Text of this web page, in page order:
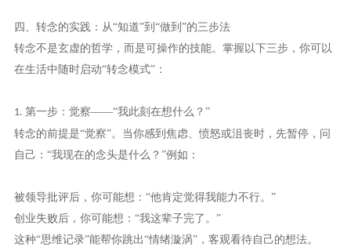
四、转念的实践：从“知道”到“做到”的三步法
转念不是玄虚的哲学，而是可操作的技能。掌握以下三步，你可以
在生活中随时启动“转念模式”：
1. 第一步：觉察——“我此刻在想什么？”
转念的前提是“觉察”。当你感到焦虑、愤怒或沮丧时，先暂停，问
自己：“我现在的念头是什么？”例如：
被领导批评后，你可能想： “他肯定觉得我能力不行。”
创业失败后，你可能想： “我这辈子完了。”
这种“思维记录”能帮你跳出“情绪漩涡”，客观看待自己的想法。